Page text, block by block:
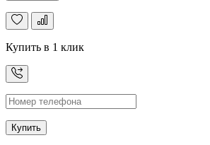
Купить в 1 клик
Купить